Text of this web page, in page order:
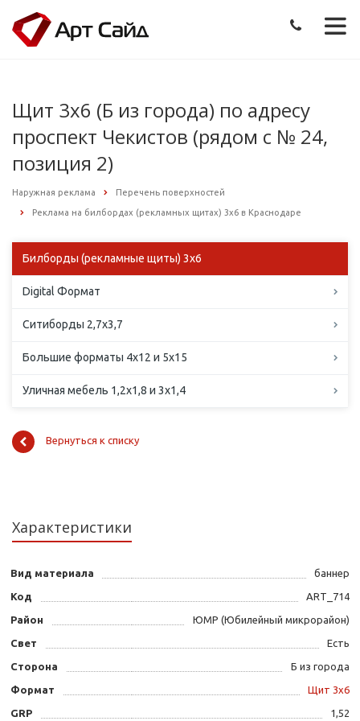
Щит 3х6 (Б из города) по адресу
проспект Чекистов (рядом с № 24,
позиция 2)
Наружная реклама Перечень поверхностей
Реклама на билбордах (рекламных щитах) 3х6 в Краснодаре
Билборды (рекламные щиты) 3х6
Digital Формат
Ситиборды 2,7х3,7
Большие форматы 4х12 и 5х15
Уличная мебель 1,2х1,8 и 3х1,4
Вернуться к списку
Характеристики
Вид материала баннер
Код ART_714
Район ЮМР (Юбилейный микрорайон)
Свет Есть
Сторона Б из города
Формат Щит 3х6
GRP 1,52